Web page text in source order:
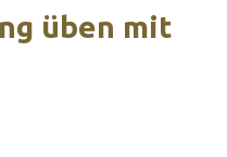
üben mit